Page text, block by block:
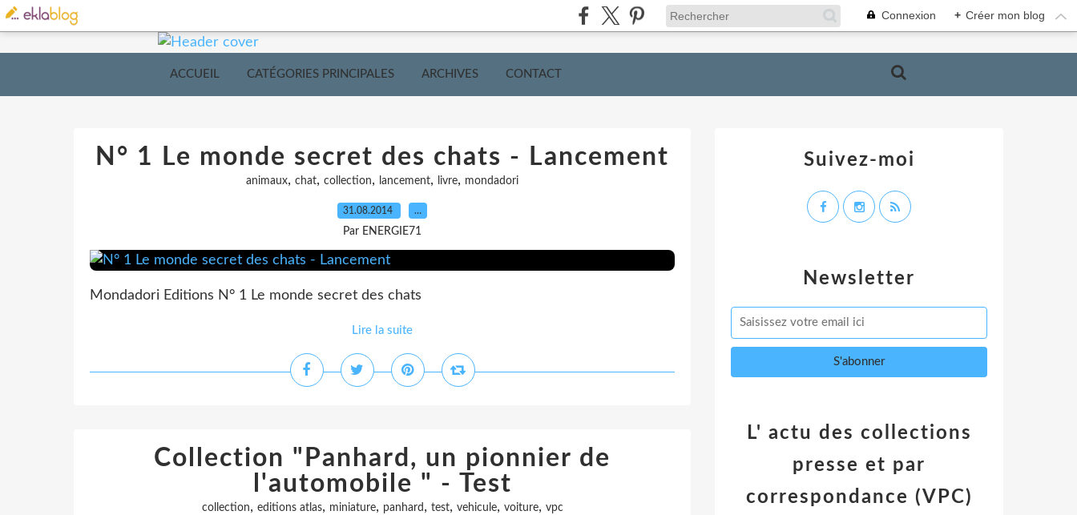
Connexion + Créer mon blog
ACCUEIL CATÉGORIES PRINCIPALES ARCHIVES CONTACT
N° 1 Le monde secret des chats - Lancement
animaux, chat, collection, lancement, livre, mondadori
31.08.2014 …
Par ENERGIE71
Mondadori Editions N° 1 Le monde secret des chats
Lire la suite
Collection "Panhard, un pionnier de
l'automobile " - Test
collection, editions atlas, miniature, panhard , test, vehicule, voiture, vpc
Newsletter
L' actu des collections
presse et par
correspondance (VPC)
Suivez-moi